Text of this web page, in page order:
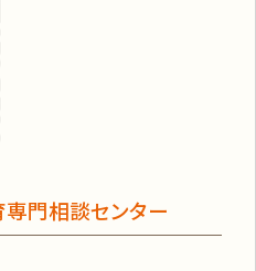
門相談センター